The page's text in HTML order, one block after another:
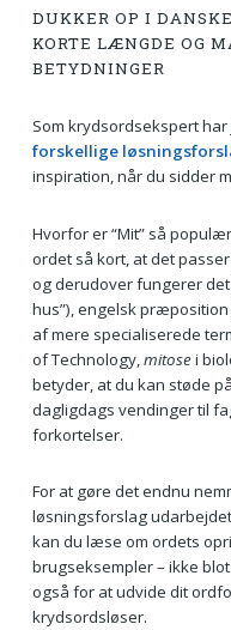
DUKKER OP I
KORTE LÆNGDE OG
BETYDNINGER
Som krydsordsekspert
forskellige
inspiration, når du sidder
Hvorfor er “Mit” så
ordet så kort, at det
og derudover fungerer
hus”), engelsk
af mere specialiserede
of Technology,mitosei
betyder, at du kan støde
dagligdags vendinger til
forkortelser.
For at gøre det endnu
løsningsforslag
kan du læse om ordets
brugseksempler – ikke
også for at udvide dit
krydsordsløser.